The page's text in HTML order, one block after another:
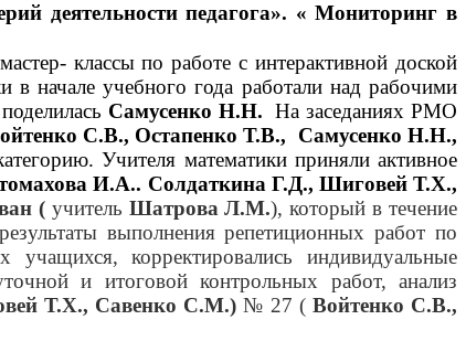
деятельности педагога». « Мониторинг в
классы по работе с интерактивной доской
в начале учебного года работали над рабочими
Самусенко Н.Н. На заседаниях РМО
С.В., Остапенко Т.В., Самусенко Н.Н.,
Учителя математики приняли активное
И.А.. Солдаткина Г.Д., Шиговей Т.Х.,
(учитель Шатрова Л.М.), который в течение
выполнения репетиционных работ по
корректировались индивидуальные
и итоговой контрольных работ, анализ
Т.Х., Савенко С.М.) № 27 ( Войтенко С.В.,